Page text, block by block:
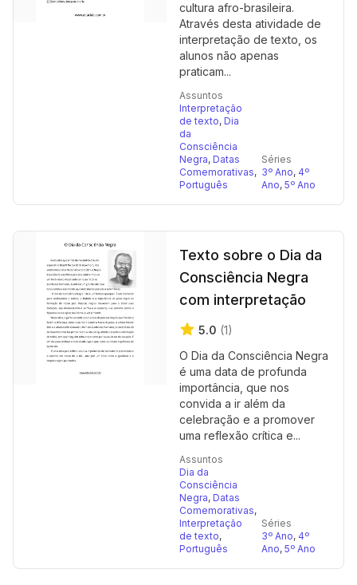
cultura afro-brasileira.
Através desta atividade de
interpretação de texto, os
alunos não apenas
praticam...
Assuntos
Interpretação
de texto, Dia
da
Consciência
Negra, Datas
Comemorativas,
Português
Séries
3º Ano, 4º
Ano, 5º Ano
Texto sobre o Dia da
Consciência Negra
com interpretação
5.0 (1)
O Dia da Consciência Negra
é uma data de profunda
importância, que nos
convida a ir além da
celebração e a promover
uma reflexão crítica e...
Assuntos
Dia da
Consciência
Negra, Datas
Comemorativas,
Interpretação
de texto,
Português
Séries
3º Ano, 4º
Ano, 5º Ano